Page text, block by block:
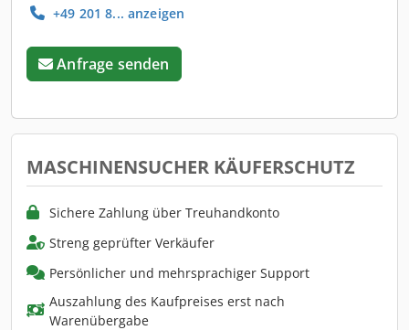
+49 201 8... anzeigen
Anfrage senden
MASCHINENSUCHER KÄUFERSCHUTZ
Sichere Zahlung über Treuhandkonto
Streng geprüfter Verkäufer
Persönlicher und mehrsprachiger Support
Auszahlung des Kaufpreises erst nach
Warenübergabe